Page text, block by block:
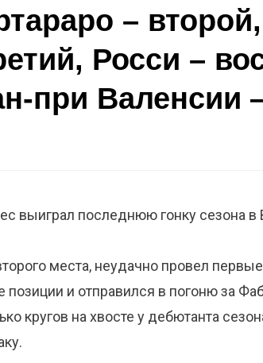
– второй,
Росси –
при Валенсии
выиграл последнюю гонку сезона в
места, неудачно провел
позиции и отправился в погоню за
кругов на хвосте у дебютанта